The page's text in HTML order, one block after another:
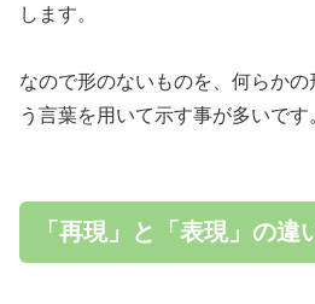
します。
なので形のないものを、何らか
う言葉を用いて示す事が多いです
「再現」と「表現」の違